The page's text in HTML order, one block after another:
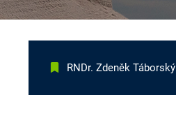
RNDr. Zdeněk Táborský